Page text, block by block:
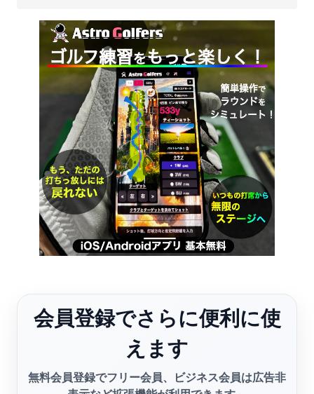
会員登録でさらに便利に使
えます
無料会員登録でフリー会員、ビジネス会員は広告非